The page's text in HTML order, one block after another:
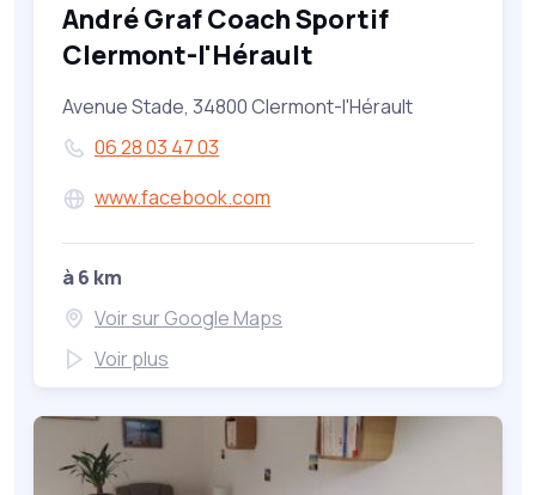
André Graf Coach Sportif
Clermont-l'Hérault
Avenue Stade, 34800 Clermont-l'Hérault
06 28 03 47 03
www.facebook.com
à 6 km
Voir sur Google Maps
Voir plus